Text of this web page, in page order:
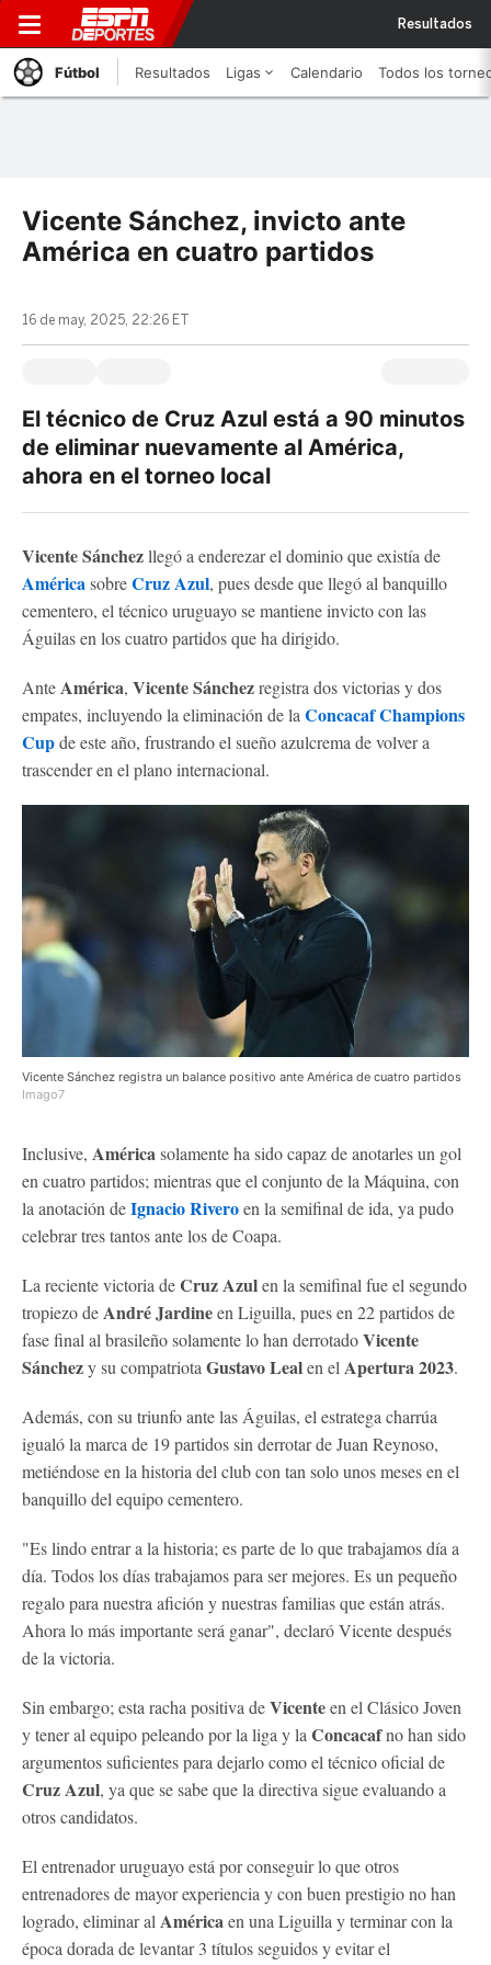
Resultados
Fútbol Resultados Ligas Calendario Todos los
Vicente Sánchez, invicto ante
América en cuatro partidos
16 de may, 2025, 22:26 ET
El técnico de Cruz Azul está a 90 minutos
de eliminar nuevamente al América,
ahora en el torneo local
Vicente Sánchezllegó a enderezar el dominio que existía de
AméricasobreCruz Azul, pues desde que llegó al banquillo
cementero, el técnico uruguayo se mantiene invicto con las
Águilas en los cuatro partidos que ha dirigido.
AnteAmérica, Vicente Sánchezregistra dos victorias y dos
empates, incluyendo la eliminación de la Concacaf Champions
Cupde este año, frustrando el sueño azulcrema de volver a
trascender en el plano internacional.
Vicente Sánchez registra un balance positivo ante América de cuatro partidos
Imago7
Inclusive, Américasolamente ha sido capaz de anotarles un gol
en cuatro partidos; mientras que el conjunto de la Máquina, con
la anotación deIgnacio Riveroen la semifinal de ida, ya pudo
celebrar tres tantos ante los de Coapa.
La reciente victoria deCruz Azulen la semifinal fue el segundo
tropiezo deAndré Jardineen Liguilla, pues en 22 partidos de
fase final al brasileño solamente lo han derrotadoVicente
Sánchezy su compatriota Gustavo Lealen el Apertura2023.
Además, con su triunfo ante las Águilas, el estratega charrúa
igualó la marca de 19 partidos sin derrotar de Juan Reynoso,
metiéndose en la historia del club con tan solo unos meses en el
banquillo del equipo cementero.
"Es lindo entrar a la historia; es parte de lo que trabajamos día a
día. Todos los días trabajamos para ser mejores. Es un pequeño
regalo para nuestra afición y nuestras familias que están atrás.
Ahora lo más importante será ganar", declaró Vicente después
de la victoria.
Sin embargo; esta racha positiva deVicenteen el Clásico Joven
y tener al equipo peleando por la liga y la Concacafno han sido
argumentos suficientes para dejarlo como el técnico oficial de
Cruz Azul, ya que se sabe que la directiva sigue evaluando a
otros candidatos.
El entrenador uruguayo está por conseguir lo que otros
entrenadores de mayor experiencia y con buen prestigio no han
logrado, eliminar al Américaen una Liguilla y terminar con la
época dorada de levantar 3 títulos seguidos y evitar el